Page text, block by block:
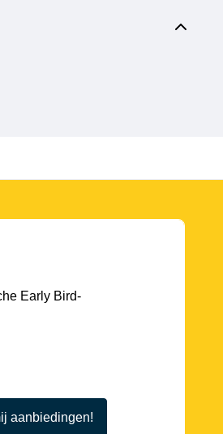
Early Bird-
aanbiedingen!